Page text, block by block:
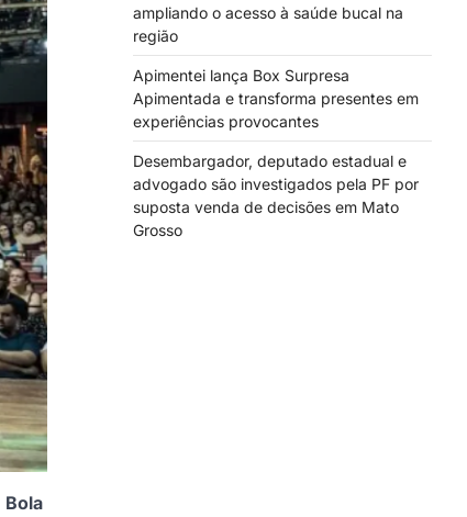
Bola
ampliando o acesso à saúde bucal na
região
Apimentei lança Box Surpresa
Apimentada e transforma presentes em
experiências provocantes
Desembargador, deputado estadual e
advogado são investigados pela PF por
suposta venda de decisões em Mato
Grosso